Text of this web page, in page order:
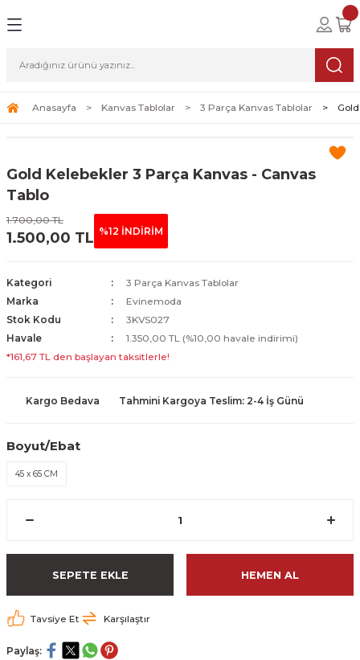
Tablolar
Tablolar
Sanat
Anasayfa Kanvas Tablolar 3 Parça Kanvas Tablolar
Gold Kelebekler 3 Parça Kanvas - Canvas
Tablo
1.700,00 TL
1.500,00 TL %12 İNDİRİM
Kategori
3 Parça Kanvas Tablolar
Marka
Evinemoda
Stok Kodu
3KVS027
Havale
1.350,00 TL (%10,00 havale indirimi)
*161,67 TL den başlayan taksitlerle!
Kargo Bedava Tahmini Kargoya Teslim: 2-4 İş Günü
Boyut/Ebat
45 x 65 CM
SEPETE EKLE HEMEN AL
Tavsiye Et Karşılaştır
Paylaş: